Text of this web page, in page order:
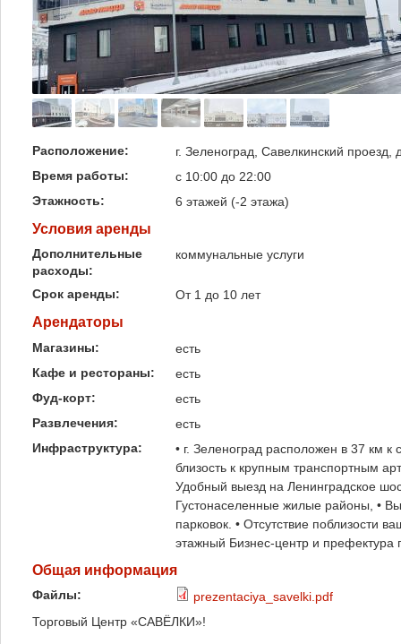
Расположение:
г. Зеленоград, Савелкинский проезд,
Время работы:
с 10:00 до 22:00
Этажность:
6 этажей (-2 этажа)
Условия аренды
Дополнительные
расходы:
коммунальные услуги
Срок аренды: От 1 до 10 лет
Арендаторы
Магазины:
есть
Кафе и рестораны:
есть
Фуд-корт:
есть
Развлечения:
есть
Инфраструктура:
• г. Зеленоград расположен в 37 км
близость к крупным транспортным
Удобный выезд на Ленинградское
Густонаселенные жилые районы, •
парковок. • Отсутствие поблизости
этажный Бизнес-центр и
Общая информация
Файлы:
prezentaciya_savelki.pdf
Торговый Центр «САВЁЛКИ»!